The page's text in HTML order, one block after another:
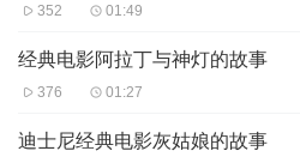
352 01:49
经典电影阿拉丁与神灯的故事
376 01:27
迪士尼经典电影灰姑娘的故事